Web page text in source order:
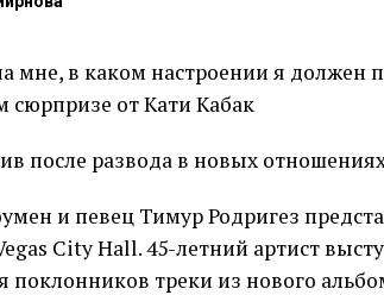
ведь совершенно не чувствует от
животика некоторые
её к инт*му. После интрижки
что блогерша даст ему второй
после развода в новых
и певец Тимур Родригез
City Hall. 45-летний артист
поклонников треки из нового